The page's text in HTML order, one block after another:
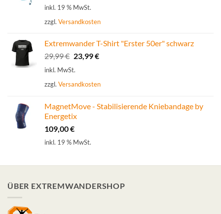
inkl. 19 % MwSt.
zzgl. Versandkosten
Extremwander T-Shirt "Erster 50er" schwarz
29,99€ Ursprünglicher
Preis
29,99 €
23,99€Aktueller
23,99 €.
inkl. MwSt.
zzgl. Versandkosten
MagnetMove - Stabilisierende Kniebandage by
Energetix
109,00€
inkl. 19 % MwSt.
ÜBER EXTREMWANDERSHOP